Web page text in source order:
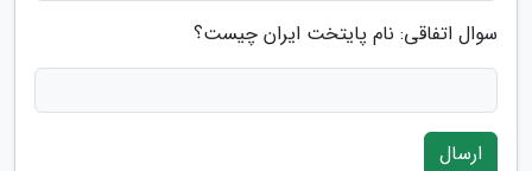
سوال اتفاقی: نام پایتخت ایران چیست؟
ارسال